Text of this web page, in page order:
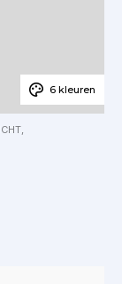
6 kleuren